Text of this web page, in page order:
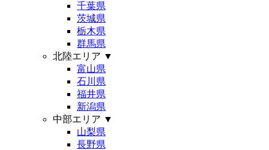
千葉県
茨城県
栃木県
群馬県
北陸エリア ▼
富山県
石川県
福井県
新潟県
中部エリア ▼
山梨県
長野県